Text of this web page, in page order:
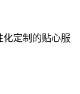
化定制的贴心服